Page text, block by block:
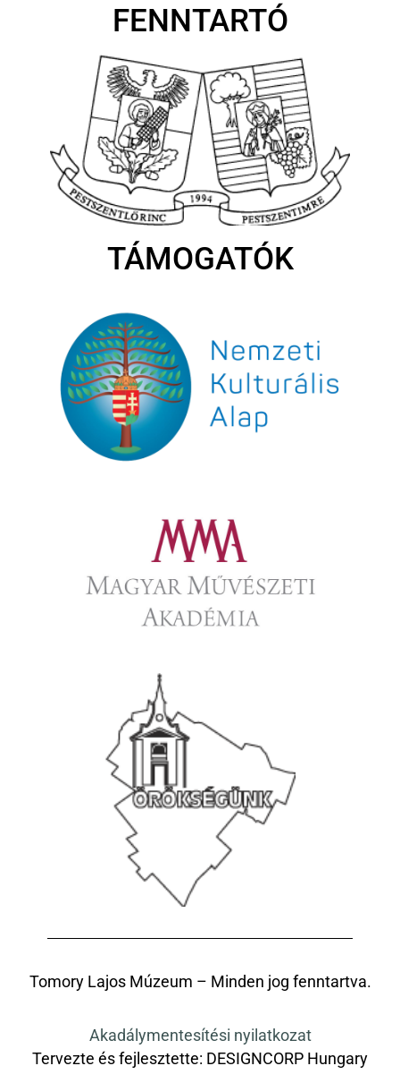
FENNTARTÓ
TÁMOGATÓK
Tomory Lajos Múzeum – Minden jog fenntartva.
Akadálymentesítési nyilatkozat
Tervezte és fejlesztette: DESIGNCORP Hungary